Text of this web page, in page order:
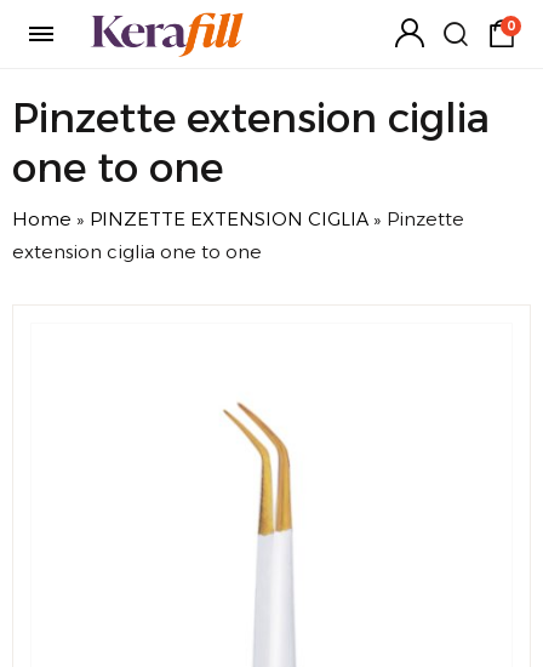
0
Pinzette extension ciglia
one to one
Home » PINZETTE EXTENSION CIGLIA » Pinzette
extension ciglia one to one